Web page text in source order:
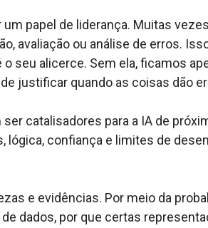
papel de liderança. Muitas
avaliação ou análise de erros.
seu alicerce. Sem ela, ficamos
justificar quando as coisas dão
catalisadores para a IA de
lógica, confiança e limites de
e evidências. Por meio da
dados, por que certas